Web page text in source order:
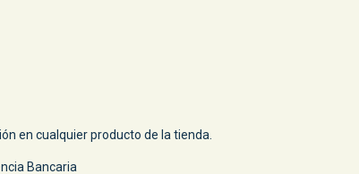
en cualquier producto de la tienda.
Bancaria